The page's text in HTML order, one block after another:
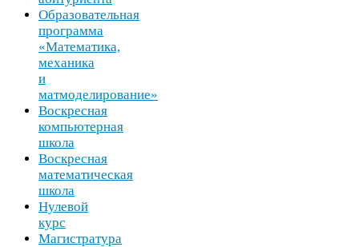
Образовательная
программа
«Математика,
механика
и
матмоделирование»
Воскресная
компьютерная
школа
Воскресная
математическая
школа
Нулевой
курс
Магистратура